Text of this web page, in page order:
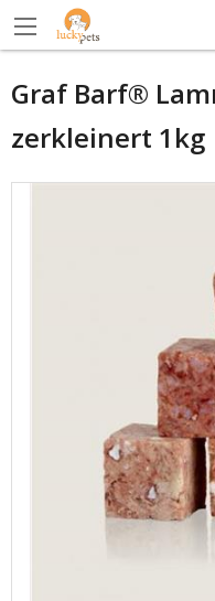
Graf Barf®
zerkleinert 1kg